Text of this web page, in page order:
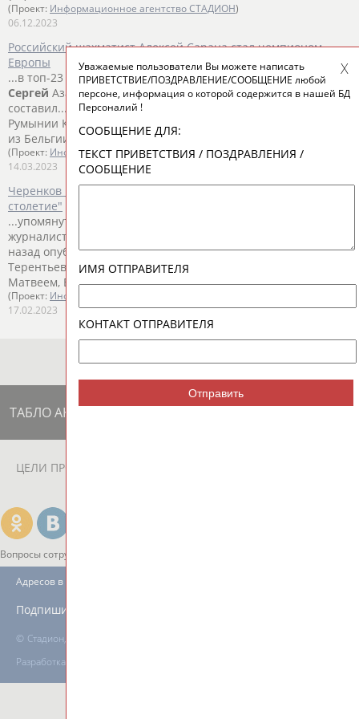
(Проект: Информационное агентство СТАДИОН)
06.12.2023
Российский шахматист Алексей Сарана стал чемпионом
Европы
...в топ-23 также попали Давид Паравян, Андрей Есипенко и
Сергей Азаров. Призовой фонд чемпионата Европы
составил... ...в 11 турах. Второе место занял представитель
Румынии КириллШевченко. Третьим стал Даниэль Дарда
из Бельгии. Они также...
(Проект: Информационное агентство СТАДИОН )
14.03.2023
Черенков и Чехов – "соединение интеллигенции через
столетие"
...упомянуты в презентации) отдельно поблагодарил
журналиста
назад опубликовал... ...Алексей Дмитриев, Алексей
Терентьев, Алексей Черников,Шевченко
Матвеем, Волобуев Денис, Коваль...
(Проект: Информационное агентство СТАДИОН
17.02.2023
ТАБЛО АКТИВНОСТИ
ЦЕЛИ ПРОЕКТА
Вопросы сотрудничества и совместной деятельности
© Стадион, 1998-2026
Разработка и поддержка ООО НАИТ «Стадион»
Адресов в новостной рассылке: 996
Подпишись
Уважаемые пользователи Вы можете написать
ПРИВЕТСТВИЕ/ПОЗДРАВЛЕНИЕ/СООБЩЕНИЕ любой
персоне, информация о которой содержится в нашей БД
Персоналий !
СООБЩЕНИЕ ДЛЯ:
ТЕКСТ ПРИВЕТСТВИЯ / ПОЗДРАВЛЕНИЯ /
СООБЩЕНИЕ
ИМЯ ОТПРАВИТЕЛЯ
КОНТАКТ ОТПРАВИТЕЛЯ
Отправить